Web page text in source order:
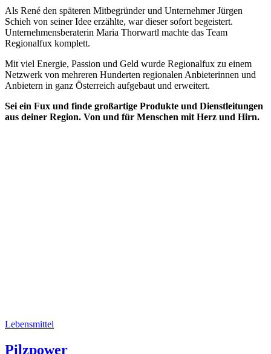
Als René den späteren Mitbegründer und Unternehmer Jürgen
Schieh von seiner Idee erzählte, war dieser sofort begeistert.
Unternehmensberaterin Maria Thorwartl machte das Team
Regionalfux komplett.
Mit viel Energie, Passion und Geld wurde Regionalfux zu einem
Netzwerk von mehreren Hunderten regionalen Anbieterinnen und
Anbietern in ganz Österreich aufgebaut und erweitert.
Sei ein Fux und finde großartige Produkte und Dienstleitungen
aus deiner Region. Von und für Menschen mit Herz und Hirn.
Lebensmittel
Pilzpower